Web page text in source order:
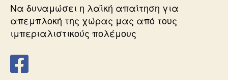
Να δυναμώσει η λαϊκή απαίτηση για
απεμπλοκή της χώρας μας από τους
ιμπεριαλιστικούς πολέμους